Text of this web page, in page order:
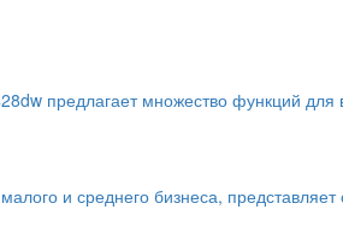
предлагает множество функций для
и среднего бизнеса, представляет